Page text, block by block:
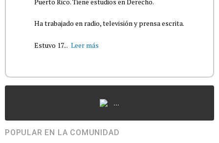
Ha trabajado en radio, televisión y prensa escrita.
Estuvo 17... Leer más
...
POPULAR EN LA COMUNIDAD